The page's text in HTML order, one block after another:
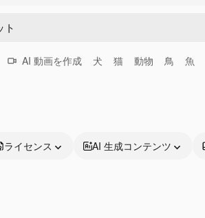
AI 動画を作成 犬 猫 動物 鳥 魚
ライセンス AI 生成コンテンツ